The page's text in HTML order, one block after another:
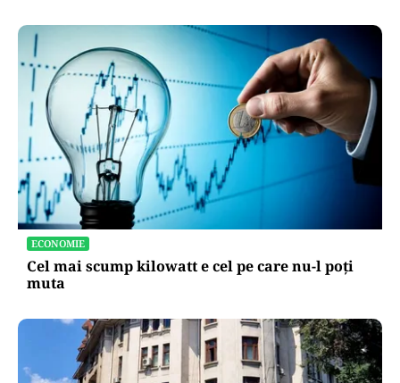
ECONOMIE
Cel mai scump kilowatt e cel pe care nu-l poți
muta